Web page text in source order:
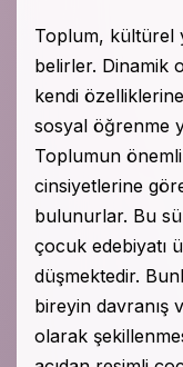
Toplum, kültürel
belirler. Dinamik
kendi
sosyal öğrenme
Toplumun
cinsiyetlerine
bulunurlar. Bu
çocuk edebiyatı
düşmektedir.
bireyin davranış
olarak